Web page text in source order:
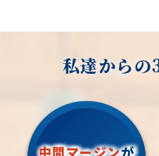
私達からの
中間マージンが